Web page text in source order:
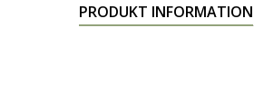
PRODUKT INFORMATION